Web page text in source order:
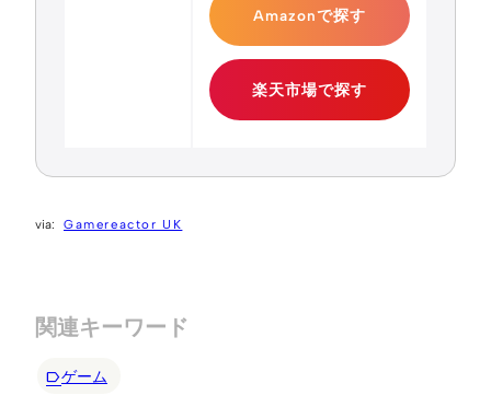
Amazonで探す
楽天市場で探す
Gamereactor UK
関連キーワード
ゲーム